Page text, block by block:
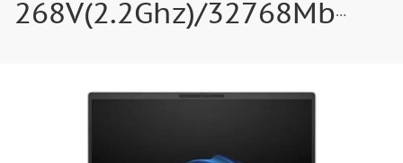
268V(2.2Ghz)/32768Mb/512PCISSDGb/Win11Home